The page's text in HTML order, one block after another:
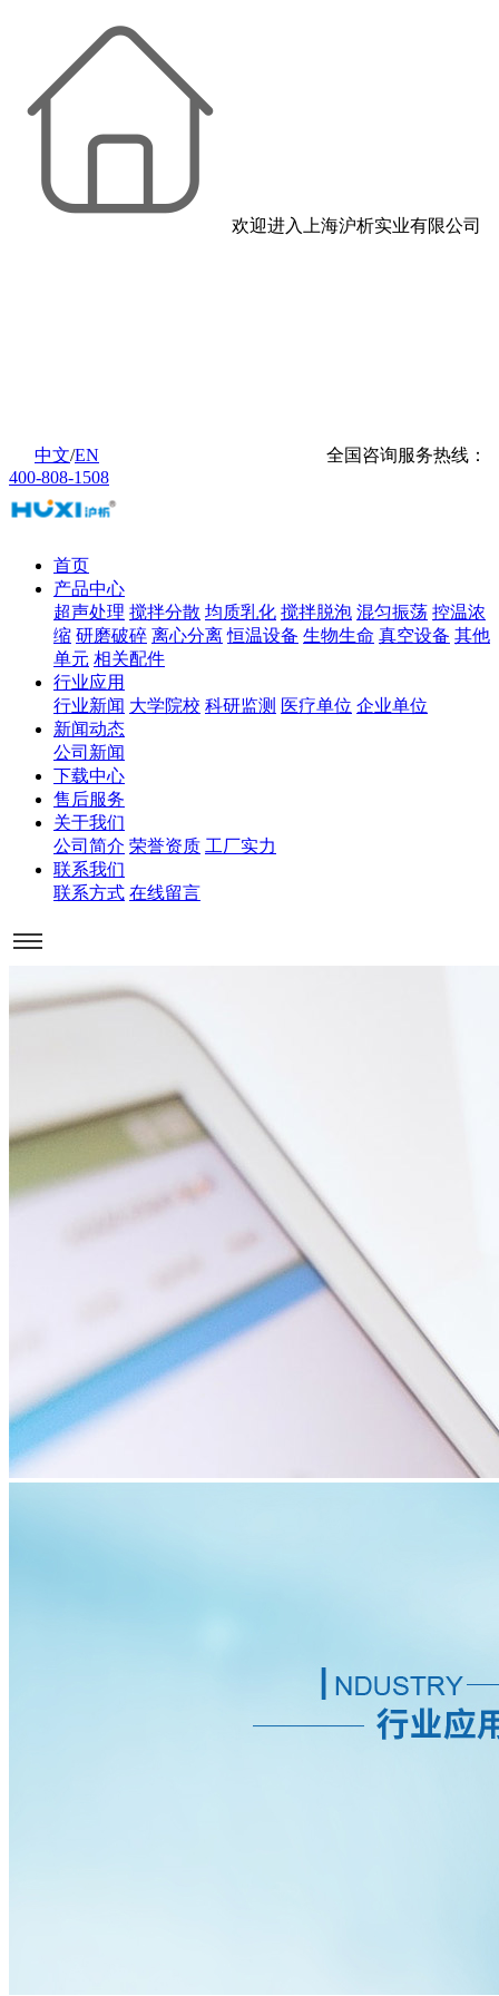
欢迎进入上海沪析实业有限公司
中文/EN
全国咨询服务热线：
400-808-1508
首页
产品中心
超声处理 搅拌分散 均质乳化 搅拌脱泡 混匀振荡 控温浓
缩 研磨破碎 离心分离 恒温设备 生物生命 真空设备 其他
单元 相关配件
行业应用
行业新闻 大学院校 科研监测 医疗单位 企业单位
新闻动态
公司新闻
下载中心
售后服务
关于我们
公司简介 荣誉资质 工厂实力
联系我们
联系方式 在线留言